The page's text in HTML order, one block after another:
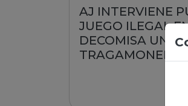
AJ INTERVIENE
JUEGO ILEGAL
DECOMISA UNA
TRAGAMONEDA